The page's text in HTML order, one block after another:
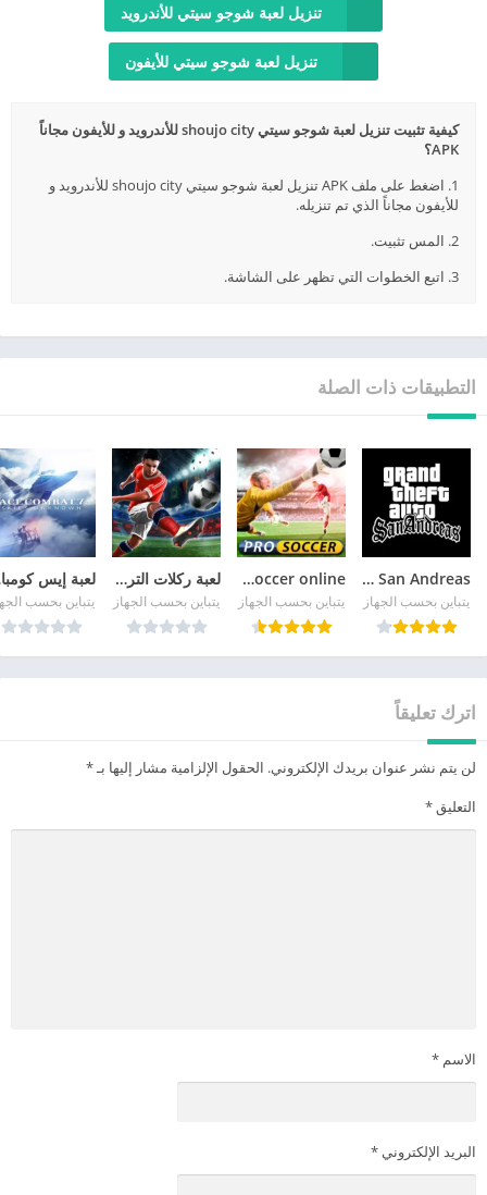
تنزيل لعبة شوجو سيتي للأندرويد
تنزيل لعبة شوجو سيتي للأيفون
كيفية تثبيت تنزيل لعبة شوجو سيتي shoujo city للأندرويد و للأيفون مجاناً
APK؟
1. اضغط على ملف APK تنزيل لعبة شوجو سيتي shoujo city للأندرويد و
للأيفون مجاناً الذي تم تنزيله.
2. المس تثبيت.
3. اتبع الخطوات التي تظهر على الشاشة.
التطبيقات ذات الصلة
GTA San Andreas
يتباين بحسب الجهاز
pro soccer online مهكرة
يتباين بحسب الجهاز
لعبة ركلات الترجيح
يتباين بحسب الجهاز يتباين بحسب
اترك تعليقاً
لن يتم نشر عنوان بريدك الإلكتروني. الحقول الإلزامية مشار إليها بـ*
التعليق *
الاسم *
البريد الإلكتروني *